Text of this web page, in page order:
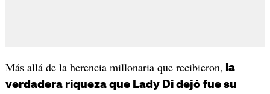
Más allá de la herencia millonaria que recibieron, la
verdadera riqueza que Lady Di dejó fue su